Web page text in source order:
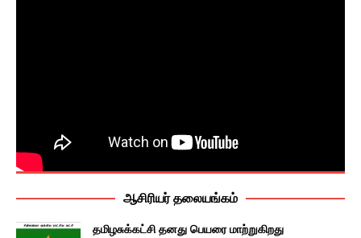
ஆசிரியர் தலையங்கம்
தமிழசுக்கட்சி தனது பெயரை மாற்றுகிறது